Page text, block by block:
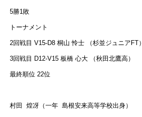
5勝1敗
トーナメント
2回戦目 V15-D8 桐山 怜士 （杉並ジュニアFT）
3回戦目 D12-V15 板橋 心大 （秋田北鷹高）
最終順位 22位
村田 煌冴（一年 島根安来高等学校出身）